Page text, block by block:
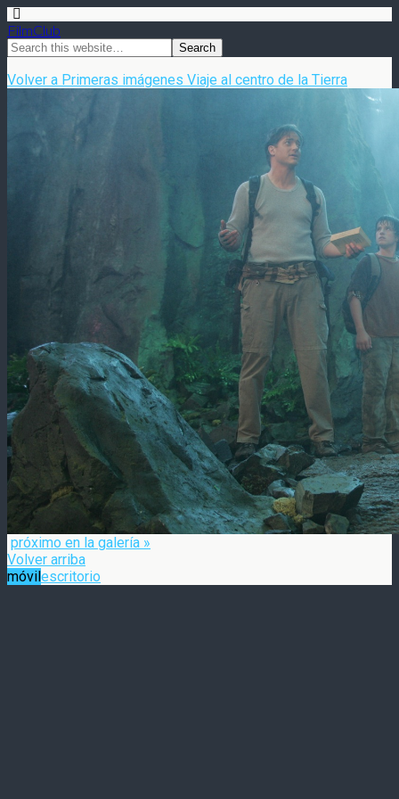
FilmClub
Volver a Primeras imágenes Viaje al centro de la Tierra
próximo en la galería »
Volver arriba
móvilescritorio